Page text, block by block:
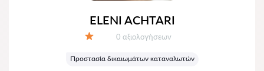
ELENI ACHTARI
Αξιολογήσεις:
0 αξιολογήσεων
Προστασία δικαιωμάτων καταναλωτών